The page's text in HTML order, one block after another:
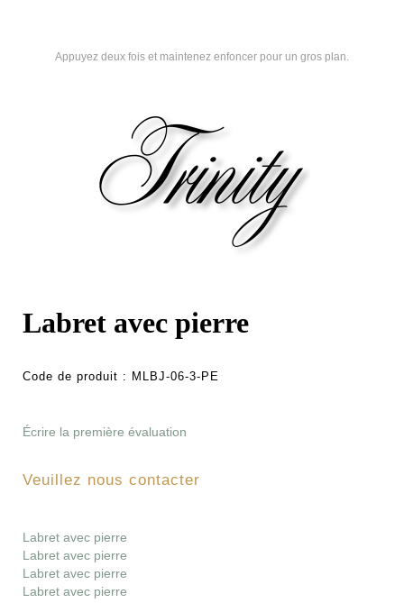
Appuyez deux fois et maintenez enfoncer pour un gros plan.
Labret avec pierre
Code de produit : MLBJ-06-3-PE
Écrire la première évaluation
Veuillez nous contacter
Labret avec pierre
Labret avec pierre
Labret avec pierre
Labret avec pierre